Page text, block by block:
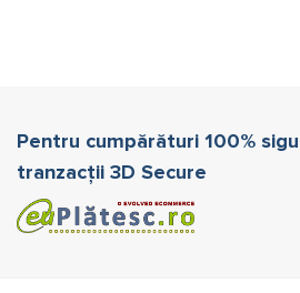
Pentru cumpărături 100%
tranzacții 3D Secure